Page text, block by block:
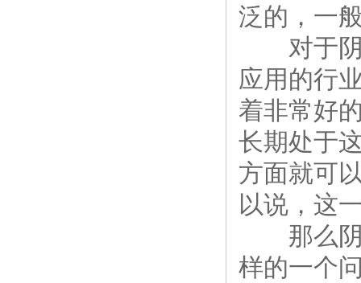
泛的，一
对于
应用的行
着非常好
长期处于
方面就可
以说，这
那么阴
样的一个